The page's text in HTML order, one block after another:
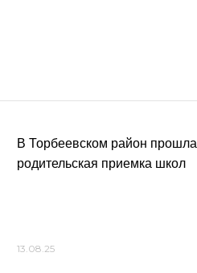
В Торбеевском район прошла
родительская приемка школ
13.08.25